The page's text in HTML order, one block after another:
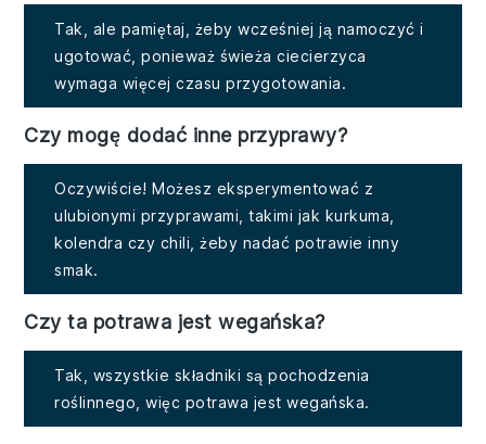
Tak, ale pamiętaj, żeby wcześniej ją namoczyć i
ugotować, ponieważ świeża ciecierzyca
wymaga więcej czasu przygotowania.
Czy mogę dodać inne przyprawy?
Oczywiście! Możesz eksperymentować z
ulubionymi przyprawami, takimi jak kurkuma,
kolendra czy chili, żeby nadać potrawie inny
smak.
Czy ta potrawa jest wegańska?
Tak, wszystkie składniki są pochodzenia
roślinnego, więc potrawa jest wegańska.